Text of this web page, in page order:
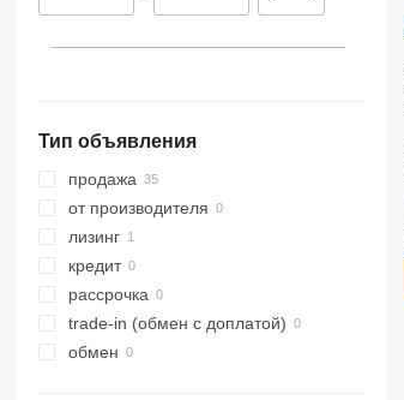
Тип объявления
продажа
от производителя
лизинг
кредит
рассрочка
trade-in (обмен с доплатой)
обмен